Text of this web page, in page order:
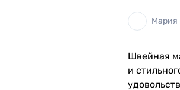
Мария
Швейная
и